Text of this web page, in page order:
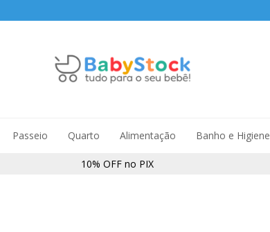
10% OFF no PIX
Passeio Quarto Alimentação Banho e Higiene